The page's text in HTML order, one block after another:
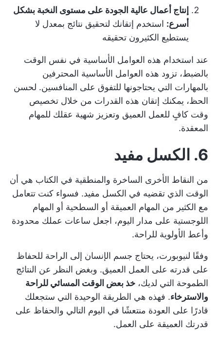
إنتاج أعمال عالية الجودة على مستوى النخبة بشكل
أسرع: استخدم إتقانك لتحقيق نتائج بمعدل لا
يستطيع الكثيرون تحقيقه
عند استخدام هذه العوامل الأساسية في نفس الوقت
بالضبط، تزود هذه العوامل الأساسية المحترفين
بالمهارات التي يحتاجونها للتفوق على المنافسين. لحسن
الحظ، يمكنك إتقان هذه القدرات من خلال تخصيص
وقت كافٍ للعمل العميق وتعزيز شهية عقلك للمهام
المعقدة.
6. الكسل مفيد
من النقاط الأخرى الساخرة والمنطقية في الكتاب هي أن
الوقت الذي تقضيه في الكسل مفيد. فسواء كنت تتعامل
مع الكثير من المهام العميقة أو السطحية أو المهام
اللوجستية على مدار اليوم، اجعل ساعات عملك محدودة
وأعط الأولوية للراحة.
وفقًا لنيوبورت، يحتاج جسم الإنسان إلى الراحة للحفاظ
على قدرته على العمل العميق. وبغض النظر عن النتائج
الطموحة التي لديك، خذ بعض الوقت المسائي للراحة
والاسترخاء. فهذه هي الطريقة الوحيدة التي ستجعلك
قادرًا على العودة منتعشًا في اليوم التالي والحفاظ على
قدرتك العميقة على العمل.